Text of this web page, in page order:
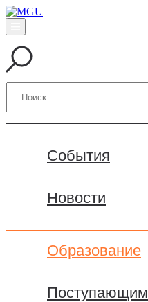
События
Новости
Образование
Поступающим